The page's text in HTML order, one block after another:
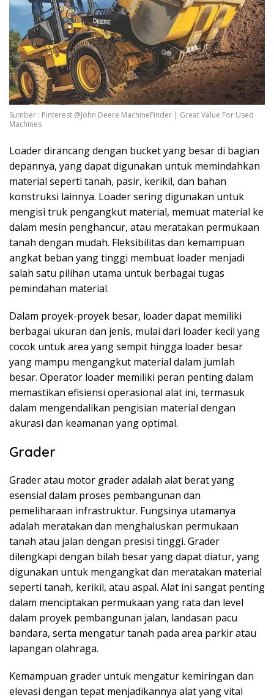
Sumber : Pinterest @John Deere MachineFinder | Great Value For Used
Machines
Loader dirancang dengan bucket yang besar di bagian
depannya, yang dapat digunakan untuk memindahkan
material seperti tanah, pasir, kerikil, dan bahan
konstruksi lainnya. Loader sering digunakan untuk
mengisi truk pengangkut material, memuat material ke
dalam mesin penghancur, atau meratakan permukaan
tanah dengan mudah. Fleksibilitas dan kemampuan
angkat beban yang tinggi membuat loader menjadi
salah satu pilihan utama untuk berbagai tugas
pemindahan material.
Dalam proyek-proyek besar, loader dapat memiliki
berbagai ukuran dan jenis, mulai dari loader kecil yang
cocok untuk area yang sempit hingga loader besar
yang mampu mengangkut material dalam jumlah
besar. Operator loader memiliki peran penting dalam
memastikan efisiensi operasional alat ini, termasuk
dalam mengendalikan pengisian material dengan
akurasi dan keamanan yang optimal.
Grader
Grader atau motor grader adalah alat berat yang
esensial dalam proses pembangunan dan
pemeliharaan infrastruktur. Fungsinya utamanya
adalah meratakan dan menghaluskan permukaan
tanah atau jalan dengan presisi tinggi. Grader
dilengkapi dengan bilah besar yang dapat diatur, yang
digunakan untuk mengangkat dan meratakan material
seperti tanah, kerikil, atau aspal. Alat ini sangat penting
dalam menciptakan permukaan yang rata dan level
dalam proyek pembangunan jalan, landasan pacu
bandara, serta mengatur tanah pada area parkir atau
lapangan olahraga.
Kemampuan grader untuk mengatur kemiringan dan
elevasi dengan tepat menjadikannya alat yang vital